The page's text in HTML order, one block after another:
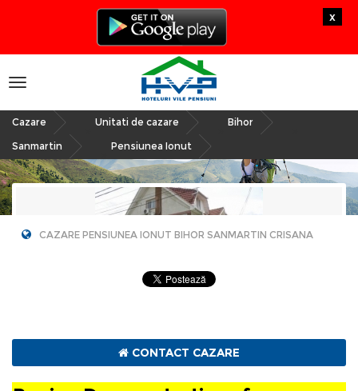
x
Toggle
navigation
Cazare Unitati de cazare Bihor
Sanmartin Pensiunea Ionut
Pensiunea Ionut
CAZARE PENSIUNEA IONUT BIHOR SANMARTIN CRISANA
CONTACT CAZARE